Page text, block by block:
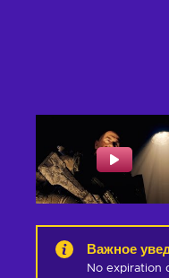
Важное
No expiration